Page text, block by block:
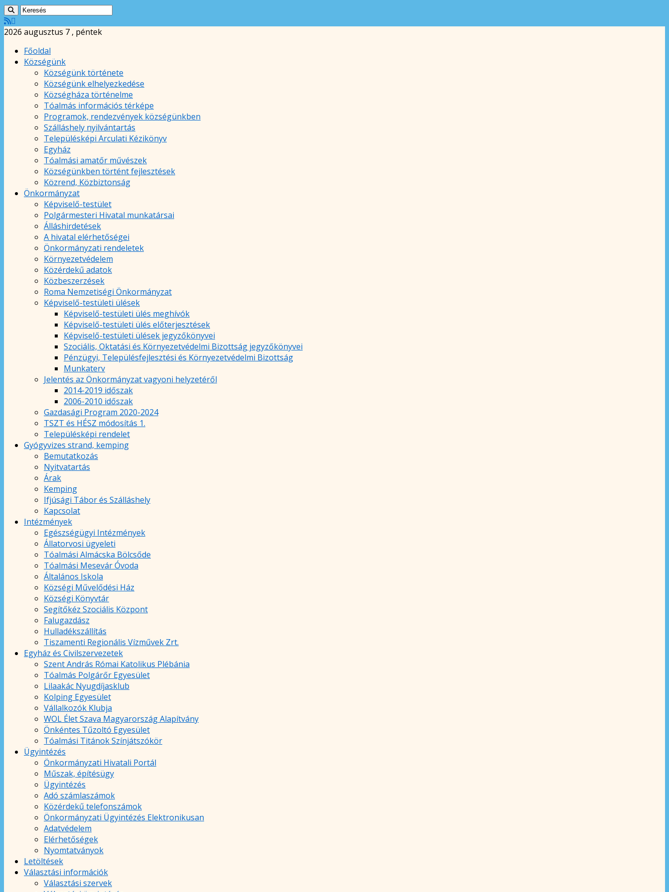
2026 augusztus 7 , péntek
Főoldal
Községünk
Községünk története
Községünk elhelyezkedése
Községháza történelme
Tóalmás információs térképe
Programok, rendezvények községünkben
Szálláshely nyilvántartás
Településképi Arculati Kézikönyv
Egyház
Tóalmási amatőr művészek
Községünkben történt fejlesztések
Közrend, Közbiztonság
Önkormányzat
Képviselő-testület
Polgármesteri Hivatal munkatársai
Álláshirdetések
A hivatal elérhetőségei
Önkormányzati rendeletek
Környezetvédelem
Közérdekű adatok
Közbeszerzések
Roma Nemzetiségi Önkormányzat
Képviselő-testületi ülések
Képviselő-testületi ülés meghívók
Képviselő-testületi ülés előterjesztések
Képviselő-testületi ülések jegyzőkönyvei
Szociális, Oktatási és Környezetvédelmi Bizottság jegyzőkönyvei
Pénzügyi, Településfejlesztési és Környezetvédelmi Bizottság
Munkaterv
Jelentés az Önkormányzat vagyoni helyzetéről
2014-2019 időszak
2006-2010 időszak
Gazdasági Program 2020-2024
TSZT és HÉSZ módosítás 1.
Településképi rendelet
Gyógyvizes strand, kemping
Bemutatkozás
Nyitvatartás
Árak
Kemping
Ifjúsági Tábor és Szálláshely
Kapcsolat
Intézmények
Egészségügyi Intézmények
Állatorvosi ügyeleti
Tóalmási Almácska Bölcsőde
Tóalmási Mesevár Óvoda
Általános Iskola
Községi Művelődési Ház
Községi Könyvtár
Segítőkéz Szociális Központ
Falugazdász
Hulladékszállítás
Tiszamenti Regionális Vízművek Zrt.
Egyház és Civilszervezetek
Szent András Római Katolikus Plébánia
Tóalmás Polgárőr Egyesület
Lilaakác Nyugdíjasklub
Kolping Egyesület
Vállalkozók Klubja
WOL Élet Szava Magyarország Alapítvány
Önkéntes Tűzoltó Egyesület
Tóalmási Titánok Színjátszókör
Ügyintézés
Önkormányzati Hivatali Portál
Műszak, építésügy
Ügyintézés
Adó számlaszámok
Közérdekű telefonszámok
Önkormányzati Ügyintézés Elektronikusan
Adatvédelem
Elérhetőségek
Nyomtatványok
Letöltések
Választási információk
Választási szervek